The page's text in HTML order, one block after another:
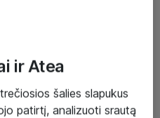
ir Atea
šalies slapukus
patirtį, analizuoti srautą